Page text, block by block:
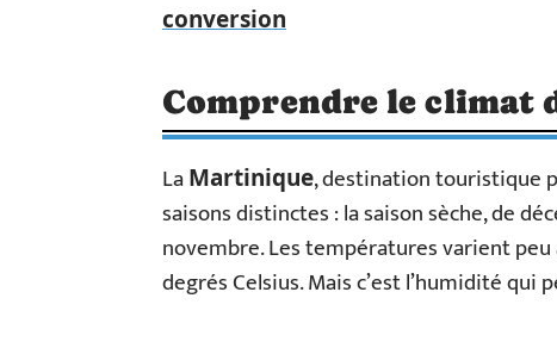
conversion
Comprendre le climat
LaMartinique, destination touristique
saisons distinctes : la saison sèche, de
novembre. Les températures varient peu
degrés Celsius. Mais c’est l’humidité